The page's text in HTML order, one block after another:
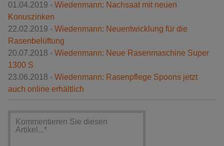
01.04.2019 - Wiedenmann: Nachsaat mit neuen
Konuszinken
22.02.2019 - Wiedenmann: Neuentwicklung für die
Rasenbelüftung
20.07.2018 - Wiedenmann: Neue Rasenmaschine Super
1300 S
23.06.2018 - Wiedenmann: Rasenpflege Spoons jetzt
auch online erhältlich